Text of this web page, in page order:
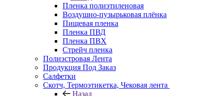
Пленка полиэтиленовая
Воздушно-пузырьковая плёнка
Пищевая пленка
Пленка ПВД
Пленка ПВХ
Стрейч пленка
Полиэстровая Лента
Продукция Под Заказ
Салфетки
Скотч, Термоэтикетка, Чековая лента
Назад